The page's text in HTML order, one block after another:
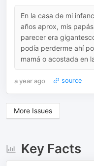
En la casa de mi
años aprox, mis
parecer era
podía perderme ahí
mamá o acostada en
a year ago source
More Issues
Key Facts